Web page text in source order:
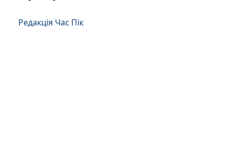
Редакція Час Пік